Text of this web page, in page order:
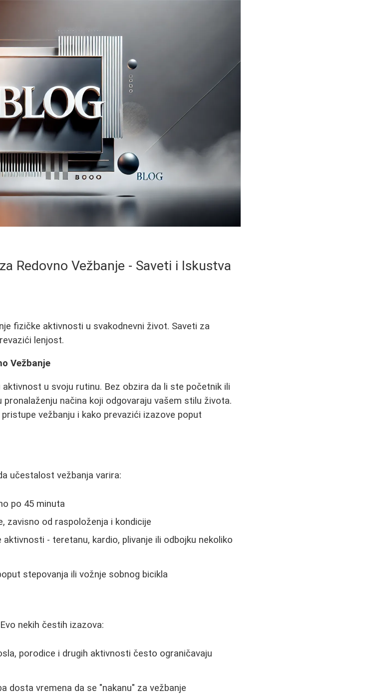
Redovno Vežbanje - Saveti i Iskustva
fizičke aktivnosti u svakodnevni život. Saveti za
lenjost.
Vežbanje
u svoju rutinu. Bez obzira da li ste početnik ili
načina koji odgovaraju vašem stilu života.
vežbanju i kako prevazići izazove poput
učestalost vežbanja varira:
po 45 minuta
zavisno od raspoloženja i kondicije
- teretanu, kardio, plivanje ili odbojku nekoliko
stepovanja ili vožnje sobnog bicikla
nekih čestih izazova:
porodice i drugih aktivnosti često ograničavaju
dosta vremena da se "nakanu" za vežbanje